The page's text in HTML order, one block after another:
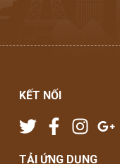
KẾT NỐI
TẢI ỨNG DỤNG